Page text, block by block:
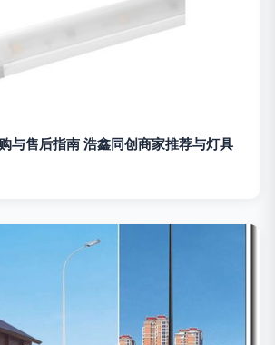
与售后指南 浩鑫同创商家推荐与灯具